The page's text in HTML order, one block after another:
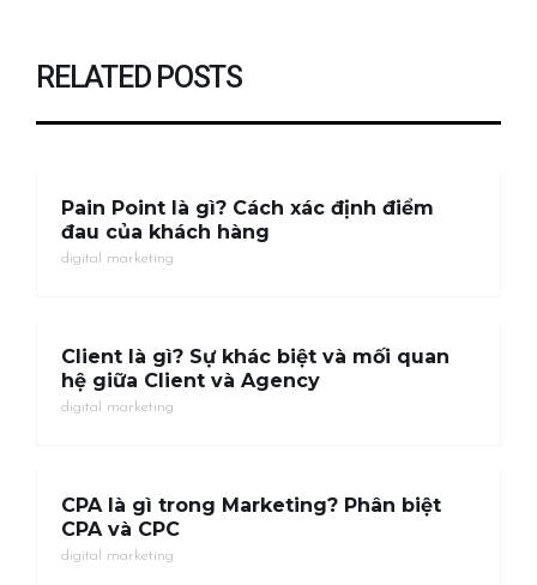
RELATED POSTS
Pain Point là gì? Cách xác định điểm
đau của khách hàng
digital marketing
Client là gì? Sự khác biệt và mối quan
hệ giữa Client và Agency
digital marketing
CPA là gì trong Marketing? Phân biệt
CPA và CPC
digital marketing